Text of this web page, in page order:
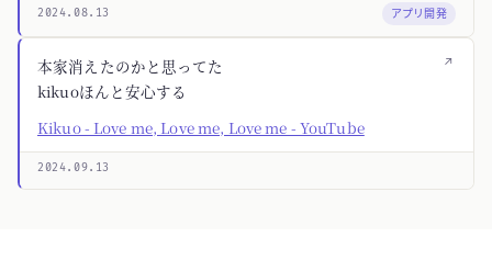
2024.08.13 アプリ開発
↗
本家消えたのかと思ってた
kikuoほんと安心する
Kikuo - Love me, Love me, Love me - YouTube
2024.09.13